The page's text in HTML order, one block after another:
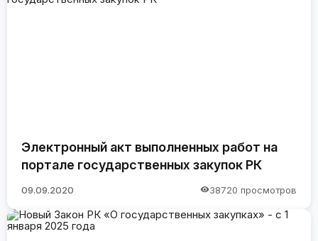
Электронный акт выполненных работ на
портале государственных закупок РК
09.09.2020 38720 просмотров